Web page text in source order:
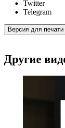
Twitter
Telegram
Версия для печати
Другие